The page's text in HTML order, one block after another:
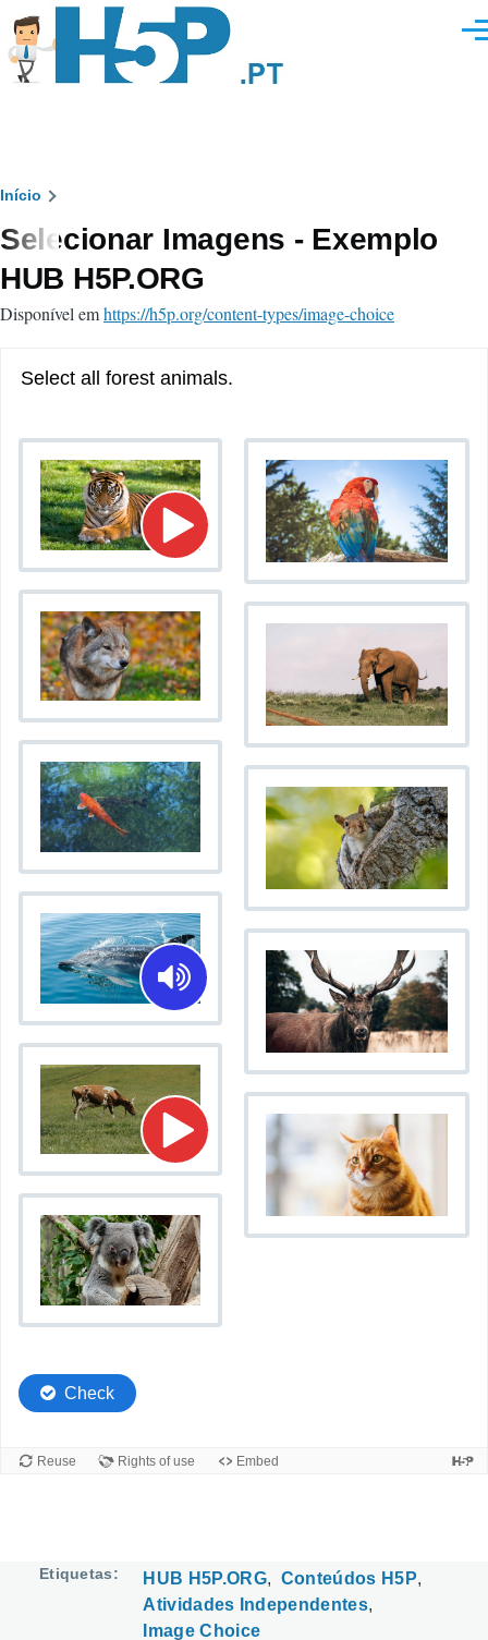
Passar para o conteúdo principal
Navegação
estrutural
Início
Selecionar Imagens - Exemplo
HUB H5P.ORG
Disponível emhttps://h5p.org/content-types/image-choice
Etiquetas HUB H5P.ORG
Conteúdos H5P
Atividades Independentes
Image Choice